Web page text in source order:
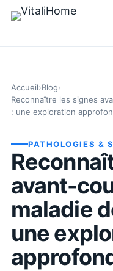
Accueil›Blog›
Reconnaître les signes
: une exploration
PATHOLOGIES &
avant-
maladie
une